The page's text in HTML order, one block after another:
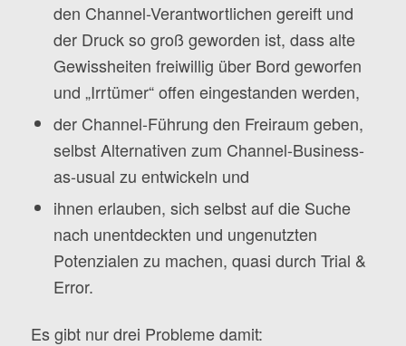
den Channel-Verantwortlichen gereift und
der Druck so groß geworden ist, dass alte
Gewissheiten freiwillig über Bord geworfen
und „Irrtümer“ offen eingestanden werden,
der Channel-Führung den Freiraum geben,
selbst Alternativen zum Channel-Business-
as-usual zu entwickeln und
ihnen erlauben, sich selbst auf die Suche
nach unentdeckten und ungenutzten
Potenzialen zu machen, quasi durch Trial &
Error.
Es gibt nur drei Probleme damit: